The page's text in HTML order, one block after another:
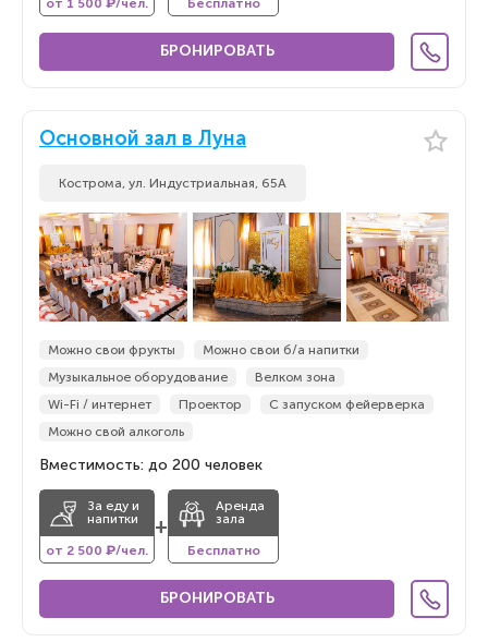
от 1 500 ₽/чел. Бесплатно
БРОНИРОВАТЬ
Основной зал в Луна
Кострома, ул. Индустриальная, 65А
Можно свои фрукты
Можно свои б/а напитки
Музыкальное оборудование
Велком зона
Wi-Fi / интернет
Проектор
С запуском фейерверка
Можно свой алкоголь
Вместимость: до 200 человек
За еду и
напитки
от 2 500 ₽/чел.
+
Аренда
зала
Бесплатно
БРОНИРОВАТЬ